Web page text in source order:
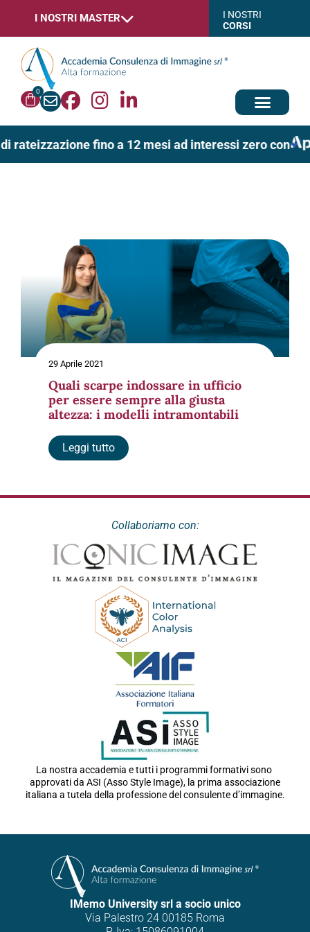
I NOSTRI MASTER
I NOSTRI
CORSI
0
rateizzazione fino a 12 mesi ad interessi zero con
29 Aprile 2021
Quali scarpe indossare in ufficio
per essere sempre alla giusta
altezza: i modelli intramontabili
Leggi tutto
Collaboriamo con:
La nostra accademia e tutti i programmi formativi sono
approvati da ASI (Asso Style Image), la prima associazione
italiana a tutela della professione del consulente d’immagine.
IMemo University srl a socio unico
Via Palestro 24 00185 Roma